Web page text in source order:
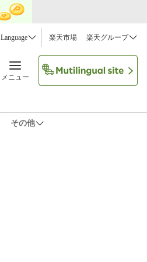
Language 楽天市場 楽天グループ
メニュー
その他